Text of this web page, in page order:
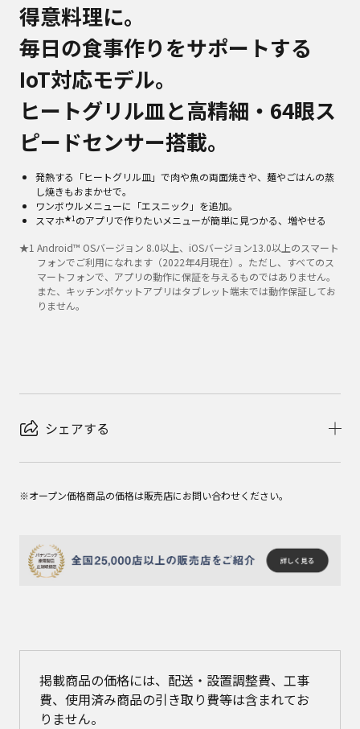
得意料理に。
毎日の食事作りをサポートする
IoT対応モデル。
ヒートグリル皿と高精細・64眼ス
ピードセンサー搭載。
発熱する「ヒートグリル皿」で肉や魚の両面焼きや、麺やごはんの蒸
し焼きもおまかせで。
ワンボウルメニューに「エスニック」を追加。
スマホ★1 のアプリで作りたいメニューが簡単に見つかる、増やせる
★1 Android™ OSバージョン 8.0以上、iOSバージョン13.0以上のスマート
フォンでご利用になれます（2022年4月現在）。ただし、すべてのス
マートフォンで、アプリの動作に保証を与えるものではありません。
また、キッチンポケットアプリはタブレット端末では動作保証してお
りません。
シェアする
※オープン価格商品の価格は販売店にお問い合わせください。
掲載商品の価格には、配送・設置調整費、工事
費、使用済み商品の引き取り費等は含まれてお
りません。